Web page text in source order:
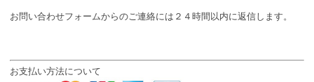
お問い合わせフォームからのご連絡には２４時間以内に返信します。
お支払い方法について